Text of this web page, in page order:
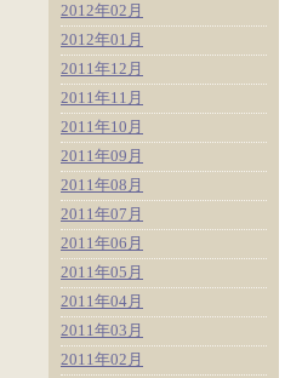
2012年02月
2012年01月
2011年12月
2011年11月
2011年10月
2011年09月
2011年08月
2011年07月
2011年06月
2011年05月
2011年04月
2011年03月
2011年02月